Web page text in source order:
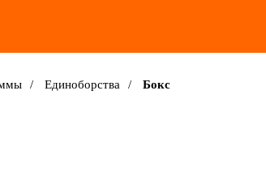
/ Единоборства / Бокс